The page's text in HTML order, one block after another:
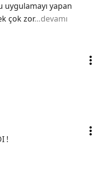
yapan
çok zor…devamı
!